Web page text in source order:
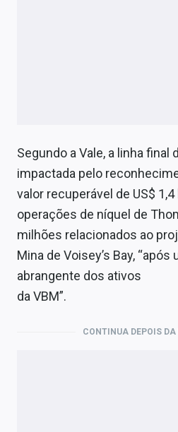
Segundo a Vale, a linha final
impactada pelo
valor recuperável de US$
operações de níquel de
milhões relacionados ao
Mina de Voisey’s Bay, “após
abrangente dos ativos
da VBM”.
CONTINUA DEPOIS